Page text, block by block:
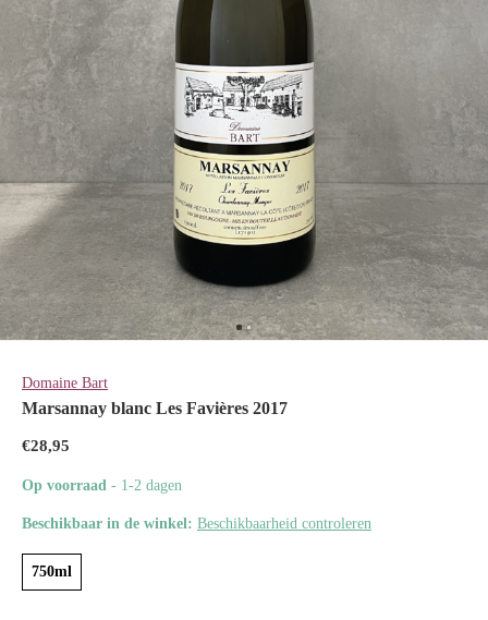
Domaine Bart
Marsannay blanc Les Favières 2017
€28,95
Op voorraad - 1-2 dagen
Beschikbaar in de winkel: Beschikbaarheid controleren
750ml